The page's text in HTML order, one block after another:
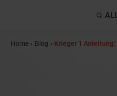
Home › Blog › Krieger 1